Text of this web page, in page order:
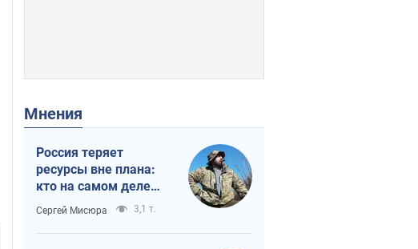
Мнения
Россия теряет
ресурсы вне плана:
кто на самом деле
диктует темп войны
Сергей Мисюра 3,1 т.